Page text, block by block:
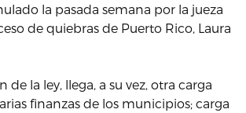
la pasada semana por la jueza
de quiebras de Puerto Rico, Laura
de la ley, llega, a su vez, otra carga
finanzas de los municipios; carga